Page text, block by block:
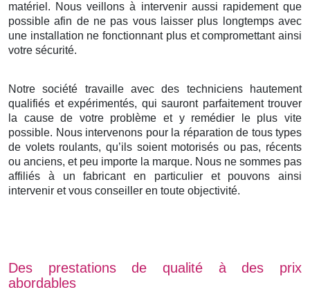
matériel. Nous veillons à intervenir aussi rapidement que
possible afin de ne pas vous laisser plus longtemps avec
une installation ne fonctionnant plus et compromettant ainsi
votre sécurité.
Notre société travaille avec des techniciens hautement
qualifiés et expérimentés, qui sauront parfaitement trouver
la cause de votre problème et y remédier le plus vite
possible. Nous intervenons pour la réparation de tous types
de volets roulants, qu’ils soient motorisés ou pas, récents
ou anciens, et peu importe la marque. Nous ne sommes pas
affiliés à un fabricant en particulier et pouvons ainsi
intervenir et vous conseiller en toute objectivité.
Des prestations de qualité à des prix
abordables